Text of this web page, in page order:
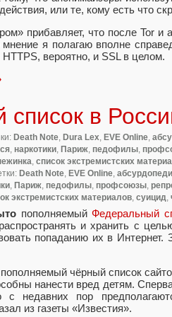
или те, кому есть что
прибавляет, что после Tor и
я полагаю вполне
вероятно, и SSL в целом.
список в
Death Note, Dura Lex, EVE Online,
, наркотики, Париж, педофилы,
, список экстремистских
Death Note, EVE Online,
, Париж, педофилы, профсоюзы,
экстремистских материалов, суицид,
пополняемыйФедеральный
и хранить с
попаданию их в Интернет.
чёрный список
нанести вред детям.
с недавних пор
из газеты «Известия».